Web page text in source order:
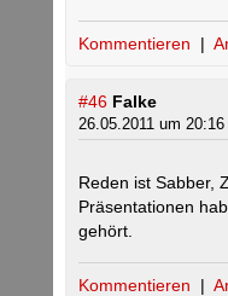
Kommentieren |
#46 Falke
26.05.2011 um 20:16
Reden ist Sabber,
Präsentationen
gehört.
Kommentieren |